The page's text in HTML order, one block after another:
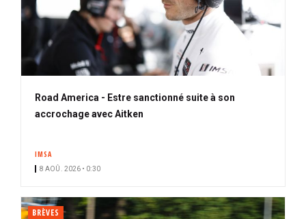
Road America - Estre sanctionné suite à son
accrochage avec Aitken
IMSA
8 AOÛ. 2026 • 0:30
BRÈVES